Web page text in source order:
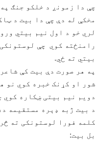
چې دا زمونږ د خلکو جنګ
مخکې له دې چې دا بیت د
لري خو د اول نیم بیتي
رامنځته کوي چې
بیتي ته ځي.
په هر صورت دې بیت کې
شور او کړنک خبره کوي نو هدف یې ټولنیز
دویم نیم بیتی ښکاره
د بیت ژبه ډېره مستقیمه
کلمه فورا لوستونکی ته
بل بیت: